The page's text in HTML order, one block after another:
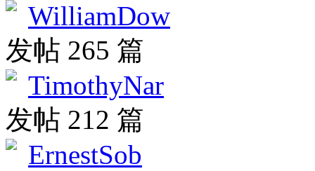
WilliamDow
发帖 265 篇
TimothyNar
发帖 212 篇
ErnestSob